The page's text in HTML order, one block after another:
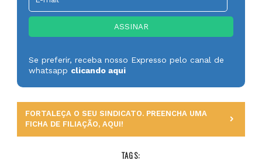
Se preferir, receba nosso Expresso pelo canal de
whatsapp clicando aqui
FORTALEÇA O SEU SINDICATO. PREENCHA UMA
FICHA DE FILIAÇÃO, AQUI!
TAGS: